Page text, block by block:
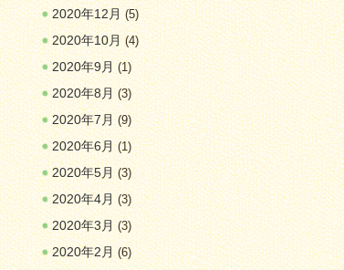
2020年12月(5)
2020年10月(4)
2020年9月(1)
2020年8月(3)
2020年7月(9)
2020年6月(1)
2020年5月(3)
2020年4月(3)
2020年3月(3)
2020年2月(6)